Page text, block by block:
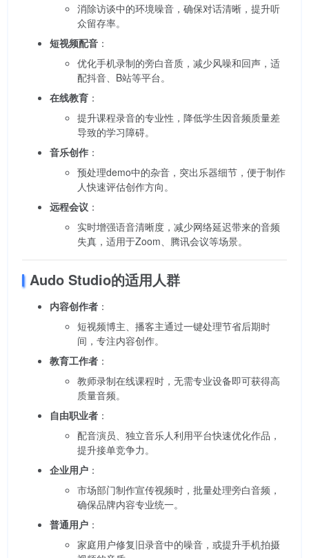
消除访谈中的环境噪音，确保对话清晰，提升听
众留存率。
短视频配音 ：
优化手机录制的旁白音质，减少风噪和回声，适
配抖音、B站等平台。
在线教育 ：
提升课程录音的专业性，降低学生因音频质量差
导致的学习障碍。
音乐创作 ：
预处理demo中的杂音，突出乐器细节，便于制作
人快速评估创作方向。
远程会议 ：
实时增强语音清晰度，减少网络延迟带来的音频
失真，适用于Zoom、腾讯会议等场景。
Audo Studio的适用人群
内容创作者 ：
短视频博主、播客主通过一键处理节省后期时
间，专注内容创作。
教育工作者 ：
教师录制在线课程时，无需专业设备即可获得高
质量音频。
自由职业者 ：
配音演员、独立音乐人利用平台快速优化作品，
提升接单竞争力。
企业用户 ：
市场部门制作宣传视频时，批量处理旁白音频，
确保品牌内容专业统一。
普通用户 ：
家庭用户修复旧录音中的噪音，或提升手机拍摄